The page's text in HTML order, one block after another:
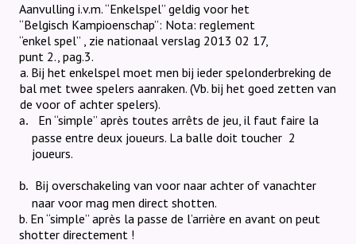
Aanvulling i.v.m. “Enkelspel” geldig voor het
“Belgisch Kampioenschap”: Nota: reglement
“enkel spel” , zie nationaal verslag 2013 02 17,
punt 2., pag.3.
a. Bij het enkelspel moet men bij ieder spelonderbreking de
bal met twee spelers aanraken. (Vb. bij het goed zetten van
de voor of achter spelers).
a.
En “simple” après toutes arrêts de jeu, il faut faire la
passe entre deux joueurs. La balle doit toucher 2
joueurs.
b.
Bij overschakeling van voor naar achter of vanachter
naar voor mag men direct shotten.
b. En “simple” après la passe de l’arrière en avant on peut
shotter directement !